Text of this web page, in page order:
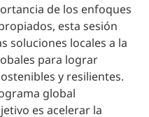
de los enfoques
esta sesión
soluciones locales a la
para lograr
y resilientes.
global
es acelerar la